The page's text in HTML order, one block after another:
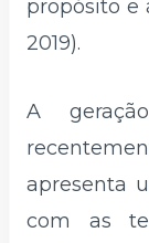
propósito e
2019).
A
apresenta
com as